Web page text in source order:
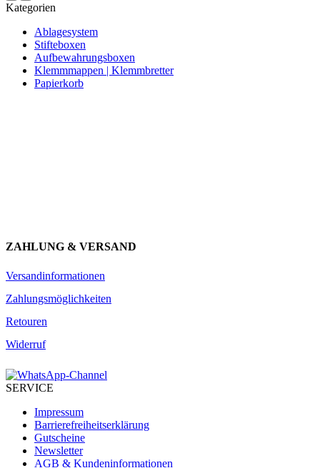
Kategorien
Ablagesystem
Stifteboxen
Aufbewahrungsboxen
Klemmmappen | Klemmbretter
Papierkorb
ZAHLUNG & VERSAND
Versandinformationen
Zahlungsmöglichkeiten
Retouren
Widerruf
SERVICE
Impressum
Barrierefreiheitserklärung
Gutscheine
Newsletter
AGB & Kundeninformationen